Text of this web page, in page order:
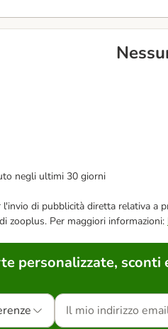
negli ultimi 30 giorni
di pubblicità diretta relativa
zooplus. Per maggiori informazioni:
personalizzate, sconti